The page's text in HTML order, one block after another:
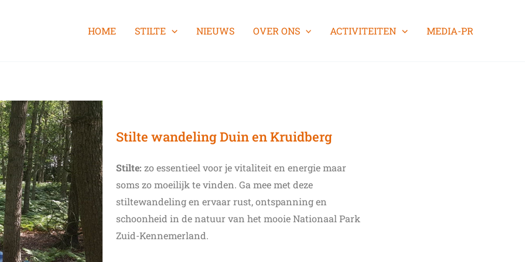
HOME STILTE NIEUWS OVER ONS ACTIVITEITEN MEDIA-PR
Stilte wandeling Duin en Kruidberg
Stilte: zo essentieel voor je vitaliteit en energie maar
soms zo moeilijk te vinden. Ga mee met deze
stiltewandeling en ervaar rust, ontspanning en
schoonheid in de natuur van het mooie Nationaal Park
Zuid-Kennemerland.